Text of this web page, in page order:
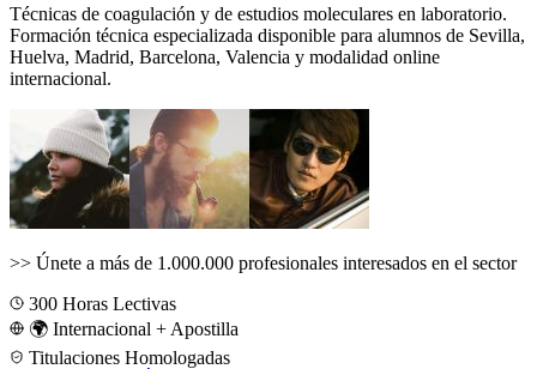
Técnicas de coagulación y de estudios moleculares en laboratorio.
Formación técnica especializada disponible para alumnos de Sevilla,
Huelva, Madrid, Barcelona, Valencia y modalidad online
internacional.
>> Únete a más de 1.000.000 profesionales interesados en el sector
300 Horas Lectivas
🌍 Internacional + Apostilla
Titulaciones Homologadas